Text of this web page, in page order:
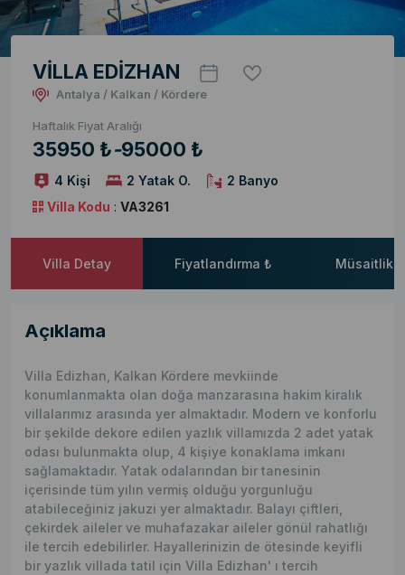
VİLLA EDİZHAN
Antalya / Kalkan / Kördere
Haftalık Fiyat Aralığı
35950 ₺-95000 ₺
4 Kişi 2 Yatak O.
2 Banyo
Villa Kodu : VA3261
Villa Detay Fiyatlandırma ₺ Müsaitlik
Açıklama
Villa Edizhan, Kalkan Kördere mevkiinde
konumlanmakta olan doğa manzarasına hakim kiralık
villalarımız arasında yer almaktadır. Modern ve konforlu
bir şekilde dekore edilen yazlık villamızda 2 adet yatak
odası bulunmakta olup, 4 kişiye konaklama imkanı
sağlamaktadır. Yatak odalarından bir tanesinin
içerisinde tüm yılın vermiş olduğu yorgunluğu
atabileceğiniz jakuzi yer almaktadır. Balayı çiftleri,
çekirdek aileler ve muhafazakar aileler gönül rahatlığı
ile tercih edebilirler. Hayallerinizin de ötesinde keyifli
bir yazlık villada tatil için Villa Edizhan' ı tercih